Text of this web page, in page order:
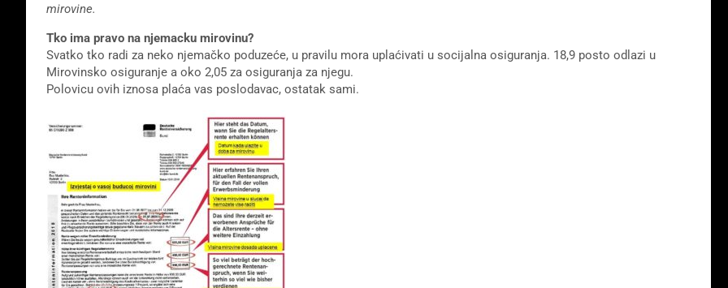
mirovine.
Tko ima pravo na njemacku mirovinu?
Svatko tko radi za neko njemačko poduzeće, u pravilu mora uplaćivati u socijalna osiguranja. 18,9 posto odlazi u
Mirovinsko osiguranje a oko 2,05 za osiguranja za njegu.
Polovicu ovih iznosa plaća vas poslodavac, ostatak sami.